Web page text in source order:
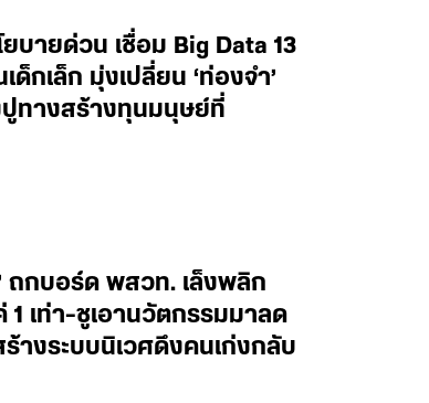
บายด่วน เชื่อม Big Data 13
กเล็ก มุ่งเปลี่ยน ‘ท่องจำ’
ปูทางสร้างทุนมนุษย์ที่
ถกบอร์ด พสวท. เล็งพลิก
1 เท่า-ชูเอานวัตกรรมมาลด
างระบบนิเวศดึงคนเก่งกลับ